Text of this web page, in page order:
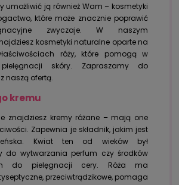
umożliwić ją również Wam – kosmetyki
które może znacznie poprawić
zwyczaje. W naszym
kosmetyki naturalne oparte na
róży, które pomogą w
pielęgnacji skóry. Zapraszamy do
naszą ofertą.
kremu
znajdziesz kremy różane – mają one
Zapewnia je składnik, jakim jest
Kwiat ten od wieków był
do wytwarzania perfum czy środków
do pielęgnacji cery. Róża ma
przeciwtrądzikowe, pomaga